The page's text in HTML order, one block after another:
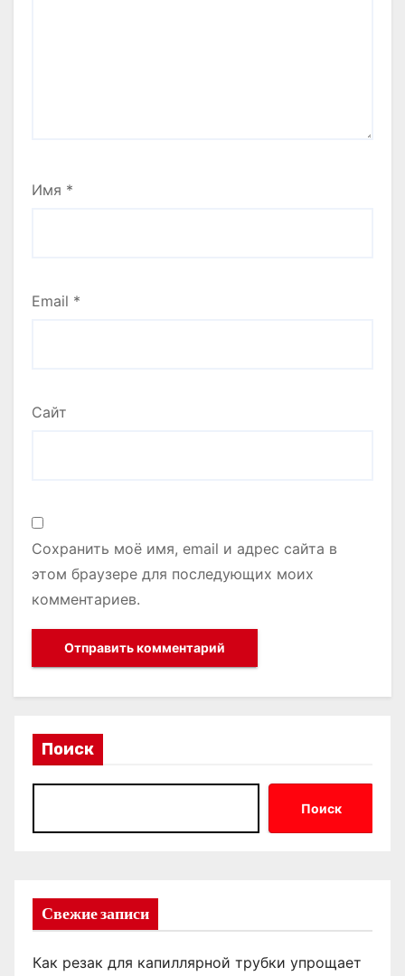
Имя *
Email *
Сайт
Сохранить моё имя, email и адрес сайта в
этом браузере для последующих моих
комментариев.
Поиск
Поиск
Свежие записи
Как резак для капиллярной трубки упрощает